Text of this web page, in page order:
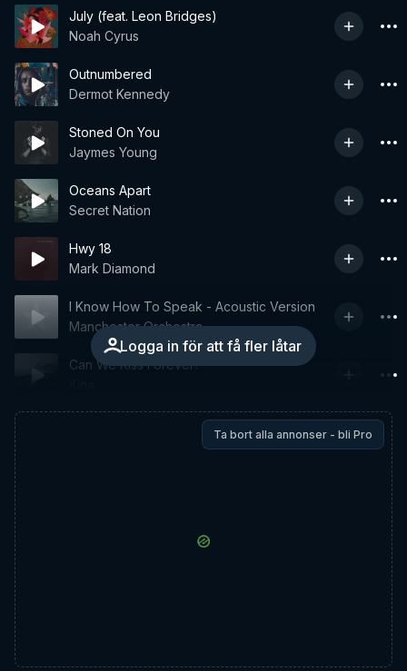
July (feat. Leon Bridges)
Noah Cyrus
Outnumbered
Dermot Kennedy
Stoned On You
Jaymes Young
Oceans Apart
Secret Nation
Hwy 18
Mark Diamond
Logga in för att få fler låtar
I Know How To Speak - Acoustic Version
Manchester Orchestra
Can We Kiss Forever?
Ta bort alla annonser - bli Pro